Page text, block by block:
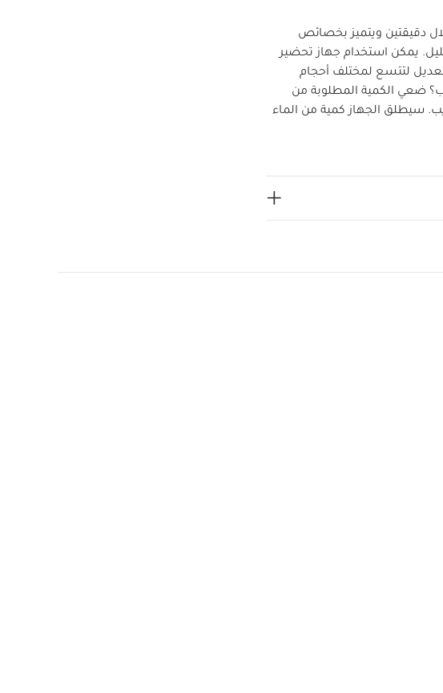
دقيقتين ويتميز بخصائص
يمكن استخدام جهاز تحضير
لتتسع لمختلف أحجام
ضعي الكمية المطلوبة من
سيطلق الجهاز كمية من الماء
بالماء البارد. يعمل
حرارة الجسم مثل حليب الأم
تيبي؟ يعرض جهاز تحضير